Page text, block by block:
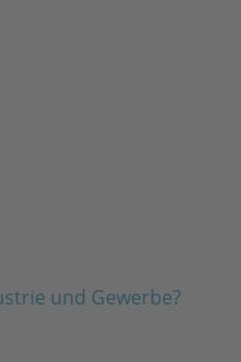
und Gewerbe?